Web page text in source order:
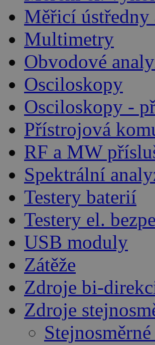
Měřicí ústředny
Multimetry
Obvodové
Osciloskopy
Osciloskopy -
Přístrojová
RF a MW
Spektrální
Testery baterií
Testery el.
USB moduly
Zátěže
Zdroje bi-
Zdroje